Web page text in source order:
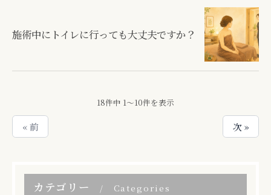
施術中にトイレに行っても大丈夫ですか？
18件中 1～10件を表示
« 前 次 »
カテゴリー Categories